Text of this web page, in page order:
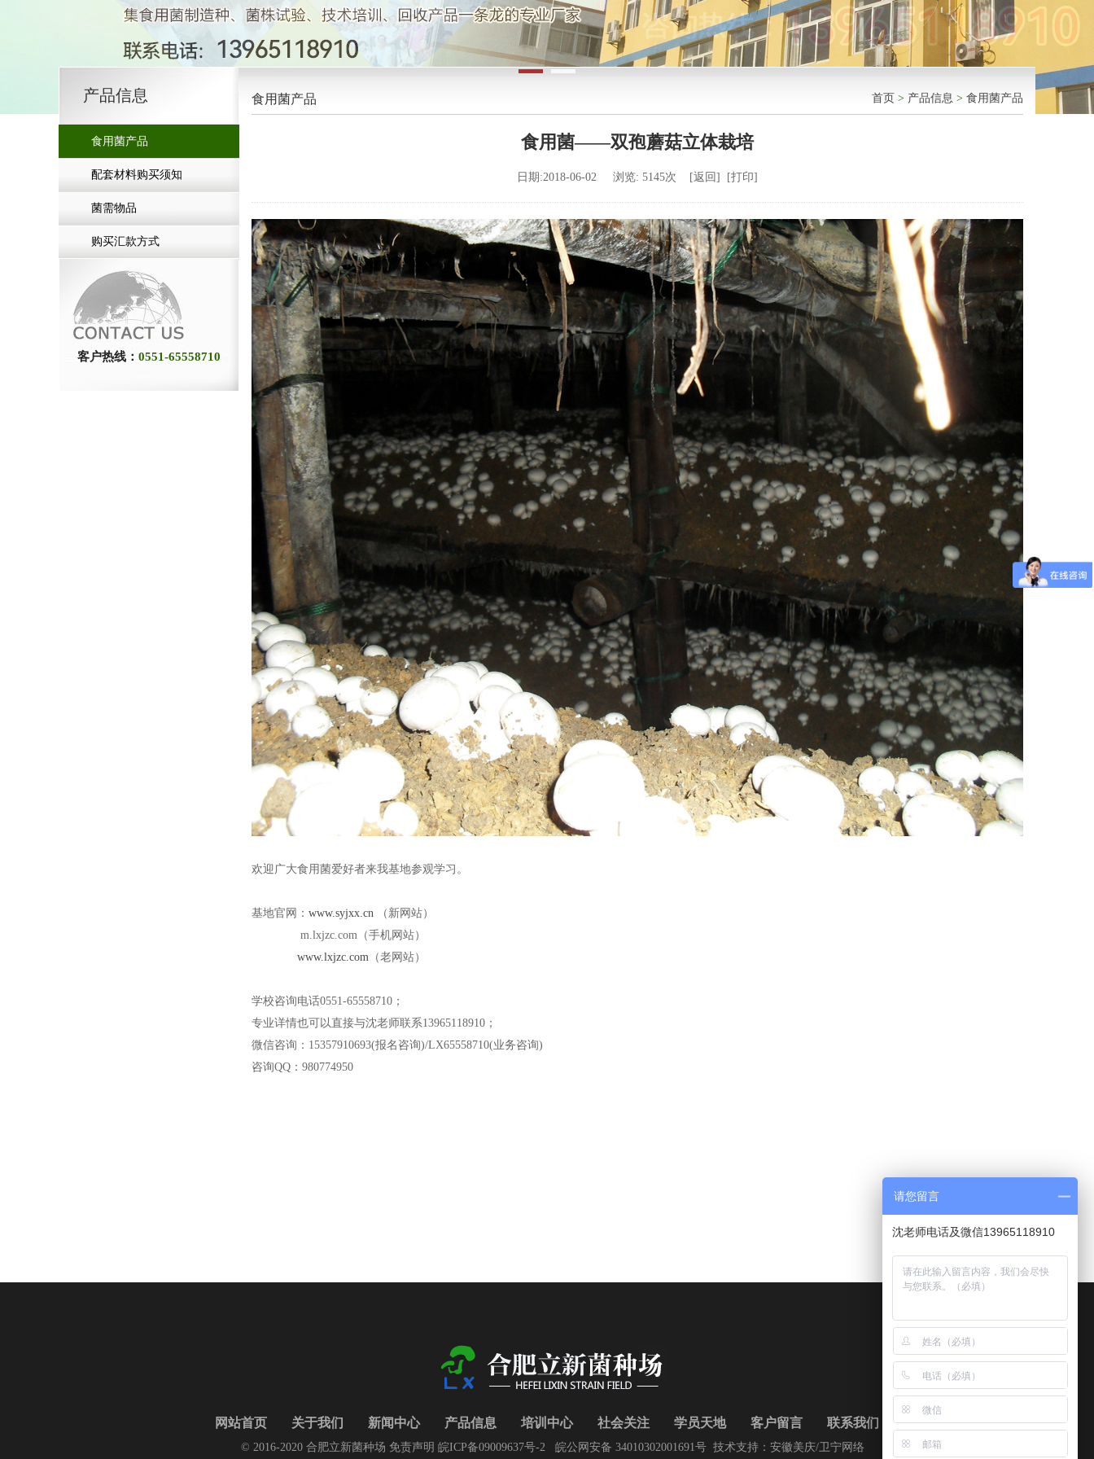
产品信息
食用菌产品
配套材料购买须知
菌需物品
购买汇款方式
客户热线： 0551-65558710
食用菌产品 首页 > 产品信息 > 食用菌产品
食用菌——双孢蘑菇立体栽培
日期:2018-06-02 浏览: 5145次 [返回] [打印]
欢迎广大食用菌爱好者来我基地参观学习。
基地官网： www.syjxx.cn （新网站）
m.lxjzc.com（手机网站）
www.lxjzc.com （老网站）
学校咨询电话0551-65558710；
专业详情也可以直接与沈老师联系13965118910；
微信咨询：15357910693(报名咨询)/LX65558710(业务咨询)
咨询QQ：980774950
网站首页 关于我们 新闻中心 产品信息 培训中心 社会关注 学员天地 客户留言 联系我们
© 2016-2020 合肥立新菌种场 免责声明 皖ICP备09009637号-2 皖公网安备 34010302001691号 技术支持： 安徽美庆/卫宁网络
请您留言
沈老师电话及微信13965118910